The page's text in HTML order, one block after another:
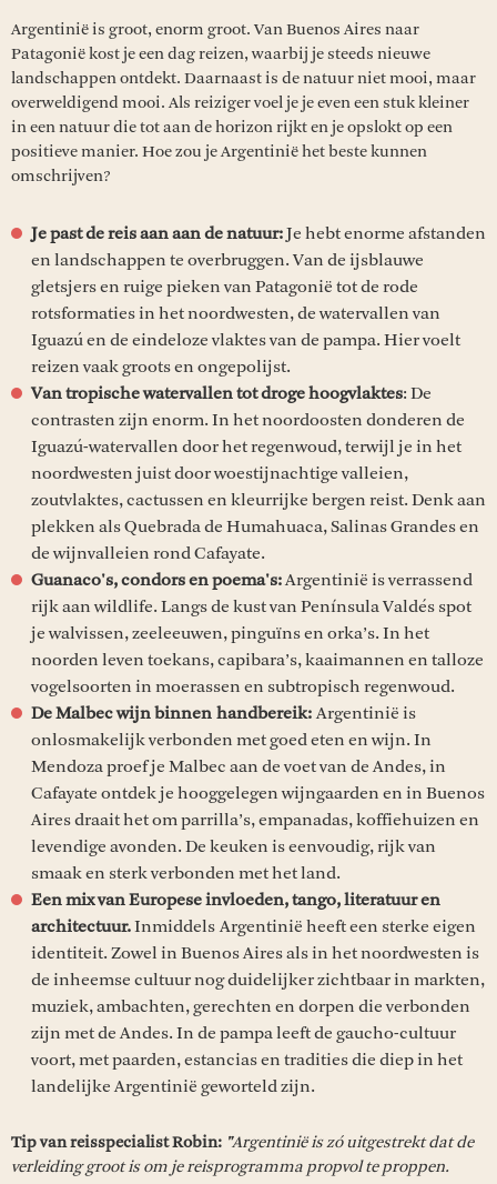
Argentinië is groot, enorm groot. Van Buenos Aires naar
Patagonië kost je een dag reizen, waarbij je steeds nieuwe
landschappen ontdekt. Daarnaast is de natuur niet mooi, maar
overweldigend mooi. Als reiziger voel je je even een stuk kleiner
in een natuur die tot aan de horizon rijkt en je opslokt op een
positieve manier. Hoe zou je Argentinië het beste kunnen
omschrijven?
Je past de reis aan aan de natuur:Je hebt enorme afstanden
en landschappen te overbruggen. Van de ijsblauwe
gletsjers en ruige pieken van Patagonië tot de rode
rotsformaties in het noordwesten, de watervallen van
Iguazú en de eindeloze vlaktes van de pampa. Hier voelt
reizen vaak groots en ongepolijst.
Van tropische watervallen tot droge hoogvlaktes: De
contrasten zijn enorm. In het noordoosten donderen de
Iguazú-watervallen door het regenwoud, terwijl je in het
noordwesten juist door woestijnachtige valleien,
zoutvlaktes, cactussen en kleurrijke bergen reist. Denk aan
plekken als Quebrada de Humahuaca, Salinas Grandes en
de wijnvalleien rond Cafayate.
Guanaco's, condors en poema's:Argentinië is verrassend
rijk aan wildlife. Langs de kust van Península Valdés spot
je walvissen, zeeleeuwen, pinguïns en orka’s. In het
noorden leven toekans, capibara’s, kaaimannen en talloze
vogelsoorten in moerassen en subtropisch regenwoud.
De Malbec wijn binnen handbereik: Argentinië is
onlosmakelijk verbonden met goed eten en wijn. In
Mendoza proef je Malbec aan de voet van de Andes, in
Cafayate ontdek je hooggelegen wijngaarden en in Buenos
Aires draait het om parrilla’s, empanadas, koffiehuizen en
levendige avonden. De keuken is eenvoudig, rijk van
smaak en sterk verbonden met het land.
Een mix van Europese invloeden, tango, literatuur en
architectuur.Inmiddels Argentinië heeft een sterke eigen
identiteit. Zowel in Buenos Aires als in het noordwesten is
de inheemse cultuur nog duidelijker zichtbaar in markten,
muziek, ambachten, gerechten en dorpen die verbonden
zijn met de Andes. In de pampa leeft de gaucho-cultuur
voort, met paarden, estancias en tradities die diep in het
landelijke Argentinië geworteld zijn.
Tip van reisspecialist Robin: "Argentinië is zó uitgestrekt dat de
verleiding groot is om je reisprogramma propvol te proppen.